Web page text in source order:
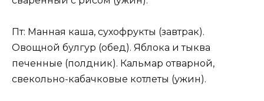
Пт: Манная каша, сухофрукты (завтрак).
Овощной булгур (обед). Яблока и тыква
печенные (полдник). Кальмар отварной,
свекольно-кабачковые котлеты (ужин).